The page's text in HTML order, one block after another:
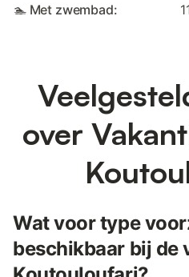
🏊 Met zwembad:
over
Wat voor type
beschikbaar bij de